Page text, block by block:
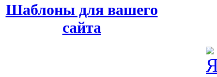
Шаблоны для вашего
сайта